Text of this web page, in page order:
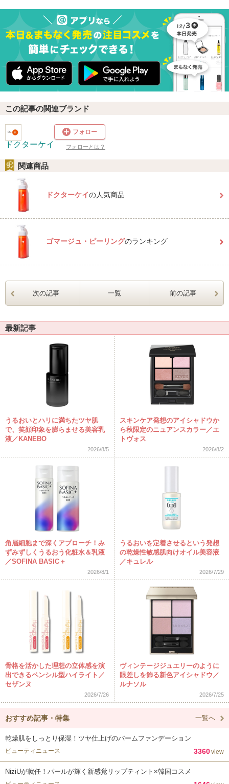
この記事の関連ブランド
ドクターケイ
フォロー
フォローとは？
関連商品
ドクターケイの人気商品
ゴマージュ・ピーリングのランキング
次の記事 一覧 前の記事
最新記事
うるおいとハリに満ちたツヤ肌
で、笑顔印象を膨らませる美容乳
液／KANEBO
2026/8/5
スキンケア発想のアイシャドウか
ら秋限定のニュアンスカラー／エ
トヴォス
2026/8/2
角層細胞まで深くアプローチ！み
ずみずしくうるおう化粧水＆乳液
／SOFINA BASIC＋
2026/8/1
うるおいを定着させるという発想
の乾燥性敏感肌向けオイル美容液
／キュレル
2026/7/29
骨格を活かした理想の立体感を演
出できるペンシル型ハイライト／
セザンヌ
2026/7/26
ヴィンテージジュエリーのように
眼差しを飾る新色アイシャドウ／
ルナソル
2026/7/25
おすすめ記事・特集 一覧へ
乾燥肌をしっとり保湿！ツヤ仕上げのバームファンデーション
ビューティニュース 3360view
NiziUが就任！パールが輝く新感覚リップティント×韓国コスメ